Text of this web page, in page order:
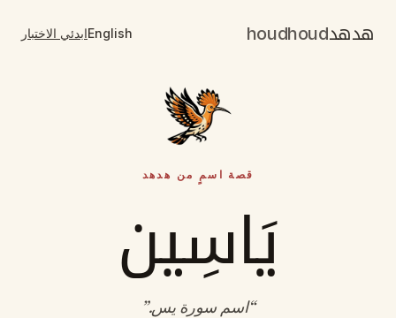
هدهدhoudhoud
Englishابدئي الاختبار
قصة اسمٍ من هدهد
يَاسِين
“اسم سورة يس.”